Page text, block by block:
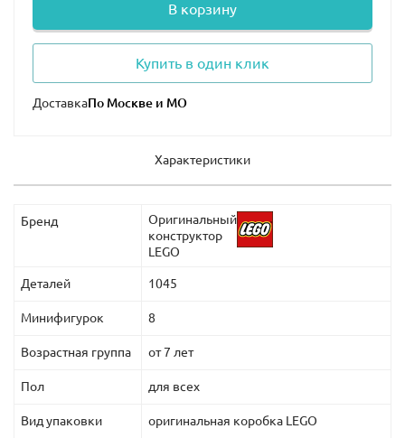
В корзину
Купить в один клик
Доставка
Характеристики
Бренд
Оригинальный
конструктор
LEGO
Деталей 1045
Минифигурок 8
Возрастная группа от 7 лет
Пол для всех
Вид упаковки оригинальная коробка LEGO